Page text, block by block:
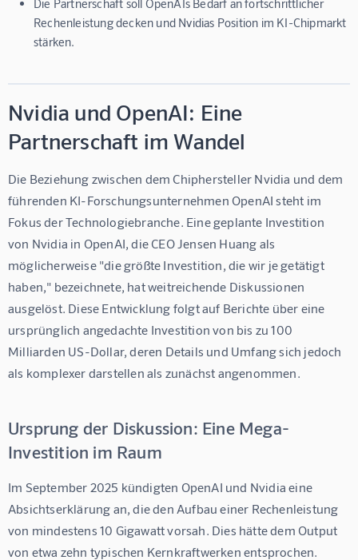
Die Partnerschaft soll OpenAIs Bedarf an fortschrittlicher
Rechenleistung decken und Nvidias Position im KI-Chipmarkt
stärken.
Nvidia und OpenAI: Eine
Partnerschaft im Wandel
Die Beziehung zwischen dem Chiphersteller Nvidia und dem
führenden KI-Forschungsunternehmen OpenAI steht im
Fokus der Technologiebranche. Eine geplante Investition
von Nvidia in OpenAI, die CEO Jensen Huang als
möglicherweise "die größte Investition, die wir je getätigt
haben," bezeichnete, hat weitreichende Diskussionen
ausgelöst. Diese Entwicklung folgt auf Berichte über eine
ursprünglich angedachte Investition von bis zu 100
Milliarden US-Dollar, deren Details und Umfang sich jedoch
als komplexer darstellen als zunächst angenommen.
Ursprung der Diskussion: Eine Mega-
Investition im Raum
Im September 2025 kündigten OpenAI und Nvidia eine
Absichtserklärung an, die den Aufbau einer Rechenleistung
von mindestens 10 Gigawatt vorsah. Dies hätte dem Output
von etwa zehn typischen Kernkraftwerken entsprochen.